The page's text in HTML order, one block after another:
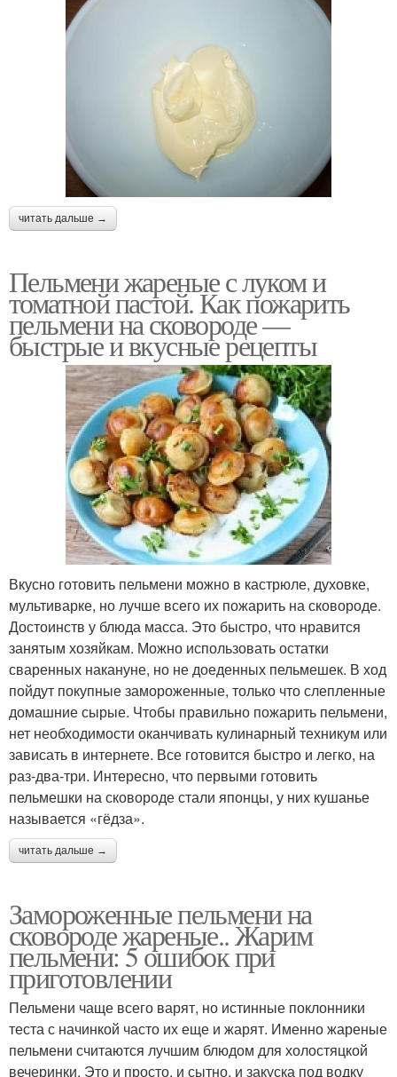
читать дальше →
Пельмени жареные с луком и
томатной пастой. Как пожарить
пельмени на сковороде —
быстрые и вкусные рецепты
Вкусно готовить пельмени можно в кастрюле, духовке,
мультиварке, но лучше всего их пожарить на сковороде.
Достоинств у блюда масса. Это быстро, что нравится
занятым хозяйкам. Можно использовать остатки
сваренных накануне, но не доеденных пельмешек. В ход
пойдут покупные замороженные, только что слепленные
домашние сырые. Чтобы правильно пожарить пельмени,
нет необходимости оканчивать кулинарный техникум или
зависать в интернете. Все готовится быстро и легко, на
раз-два-три. Интересно, что первыми готовить
пельмешки на сковороде стали японцы, у них кушанье
называется «гёдза».
читать дальше →
Замороженные пельмени на
сковороде жареные.. Жарим
пельмени: 5 ошибок при
приготовлении
Пельмени чаще всего варят, но истинные поклонники
теста с начинкой часто их еще и жарят. Именно жареные
пельмени считаются лучшим блюдом для холостяцкой
вечеринки. Это и просто, и сытно, и закуска под водку